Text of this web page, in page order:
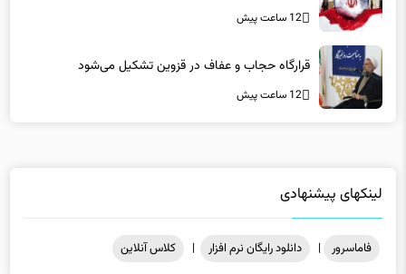
12 ساعت پیش
فاماسرور | دانلود رایگان نرم افزار